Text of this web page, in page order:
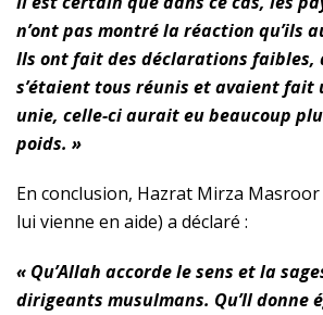
n’ont pas montré la réaction qu’ils
Ils ont fait des déclarations faibles,
s’étaient tous réunis et avaient fait
unie, celle-ci aurait eu beaucoup
poids. »
En conclusion, Hazrat Mirza Masroor
lui vienne en aide) a déclaré :
« Qu’Allah accorde le sens et la
dirigeants musulmans. Qu’Il donne